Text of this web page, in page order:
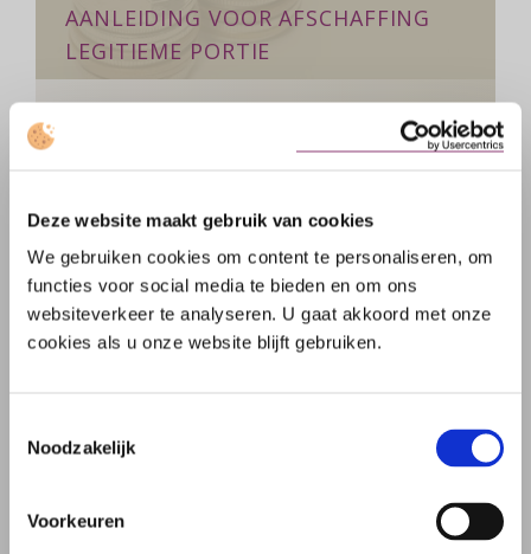
Deze website maakt gebruik van cookies
We gebruiken cookies om content te personaliseren, om
functies voor social media te bieden en om ons
websiteverkeer te analyseren. U gaat akkoord met onze
cookies als u onze website blijft gebruiken.
Noodzakelijk
Voorkeuren
AANLEIDING VOOR AFSCHAFFING
LEGITIEME PORTIE
Groot maatschappelijk draagvlak voor de
Staatssecretaris:
geen
aanleiding
voor
afschaffing